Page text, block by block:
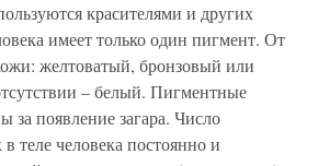
красителями и других
имеет только один пигмент. От
желтоватый, бронзовый или
– белый. Пигментные
за появление загара. Число
теле человека постоянно и